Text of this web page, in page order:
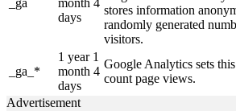
_ga
month 4
days
stores information
randomly generated
visitors.
_ga_*
1 year 1
month 4
days
Google Analytics sets
count page views.
Advertisement